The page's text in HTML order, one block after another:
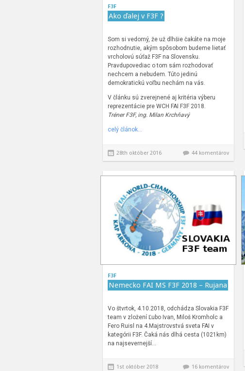
F3F
Ako ďalej v F3F ?
Som si vedomý, že už dlhšie čakáte na moje
rozhodnutie, akým spôsobom budeme lietať
vrcholovú súťaž F3F na Slovensku.
Pravdupovediac o tom sám rozhodovať
nechcem a nebudem. Túto jedinú
demokratickú voľbu nechám na vás.
V článku sú zverejnené aj kritéria výberu
reprezentácie pre WCH FAI F3F 2018.
Tréner F3F, ing. Milan Krchňavý
celý článok…
28th október 2016 44 komentárov
F3F
Nemecko FAI MS F3F 2018 – Rujana
Vo štvrtok, 4.10.2018, odchádza Slovakia F3F
team v zložení Ľubo Ivan, Miloš Kromholc a
Fero Ruisl na 4.Majstrovstvá sveta FAI v
kategórii F3F. Čaká nás dlhá cesta (1021km)
na najsevernejší…
1st október 2018 16 komentárov